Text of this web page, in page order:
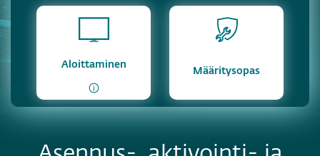
Aloittaminen
Määritysopas